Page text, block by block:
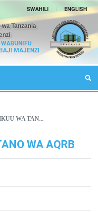
SWAHILI | ENGLISH
Tanzania
MAJENZI
WA TAN...
WA AQRB